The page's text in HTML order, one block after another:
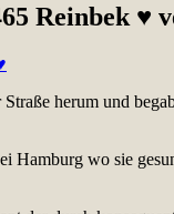
Reinbek ♥
herum und
wo sie